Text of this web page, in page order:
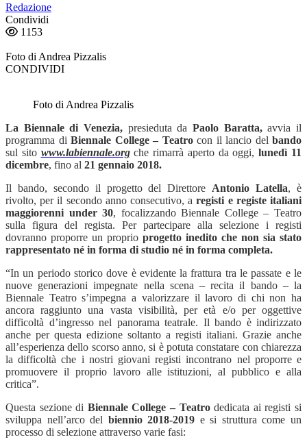
Redazione
Condividi
1153
Foto di Andrea Pizzalis
CONDIVIDI
Foto di Andrea Pizzalis
La Biennale di Venezia, presieduta da Paolo Baratta,avvia il
programma di Biennale College – Teatro con il lancio del bando
sul sito www.labiennale.orgche rimarrà aperto da oggi,lunedì 11
dicembre, fino al 21 gennaio 2018.
Il bando, secondo il progetto del Direttore Antonio Latella, è
rivolto, per il secondo anno consecutivo, aregisti e registe italiani
maggiorenni under 30, focalizzando Biennale College – Teatro
sulla figura del regista. Per partecipare alla selezione i registi
dovranno proporre un proprio progetto inedito che non sia stato
rappresentato né in forma di studio né in forma completa.
“In un periodo storico dove è evidente la frattura tra le passate e le
nuove generazioni impegnate nella scena – recita il bando – la
Biennale Teatro s’impegna a valorizzare il lavoro di chi non ha
ancora raggiunto una vasta visibilità, per età e/o per oggettive
difficoltà d’ingresso nel panorama teatrale. Il bando è indirizzato
anche per questa edizione soltanto a registi italiani. Grazie anche
all’esperienza dello scorso anno, si è potuta constatare con chiarezza
la difficoltà che i nostri giovani registi incontrano nel proporre e
promuovere il proprio lavoro alle istituzioni, al pubblico e alla
critica”.
Questa sezione di Biennale College – Teatrodedicata ai registi si
sviluppa nell’arco del biennio 2018-2019 e si struttura come un
processo di selezione attraverso varie fasi: